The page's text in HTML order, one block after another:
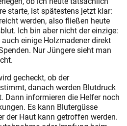
starte, ist spätestens jetzt klar:
werden, also fließen heute
Ich bin aber nicht der einzige:
einige Holzmadener direkt
Nur Jüngere sieht man
gecheckt, ob der
danach werden Blutdruck
Dann informieren die Helfer noch
Es kann Blutergüsse
der Haut kann getroffen werden.